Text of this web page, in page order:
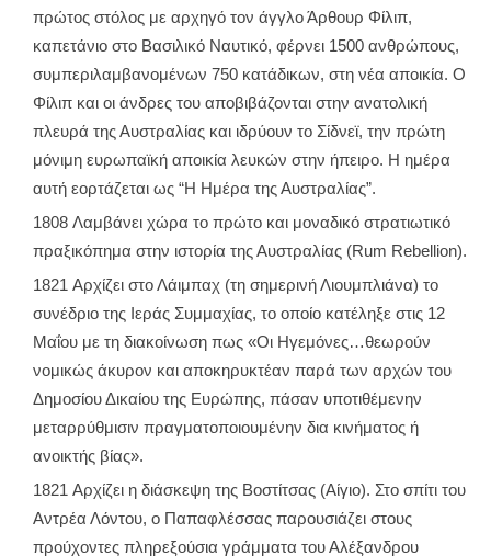
πρώτος στόλος με αρχηγό τον άγγλο Άρθουρ Φίλιπ,
καπετάνιο στο Βασιλικό Ναυτικό, φέρνει 1500 ανθρώπους,
συμπεριλαμβανομένων 750 κατάδικων, στη νέα αποικία. Ο
Φίλιπ και οι άνδρες του αποβιβάζονται στην ανατολική
πλευρά της Αυστραλίας και ιδρύουν το Σίδνεϊ, την πρώτη
μόνιμη ευρωπαϊκή αποικία λευκών στην ήπειρο. Η ημέρα
αυτή εορτάζεται ως “Η Ημέρα της Αυστραλίας”.
1808 Λαμβάνει χώρα το πρώτο και μοναδικό στρατιωτικό
πραξικόπημα στην ιστορία της Αυστραλίας (Rum Rebellion).
1821 Αρχίζει στο Λάιμπαχ (τη σημερινή Λιουμπλιάνα) το
συνέδριο της Ιεράς Συμμαχίας, το οποίο κατέληξε στις 12
Μαΐου με τη διακοίνωση πως «Οι Ηγεμόνες…θεωρούν
νομικώς άκυρον και αποκηρυκτέαν παρά των αρχών του
Δημοσίου Δικαίου της Ευρώπης, πάσαν υποτιθέμενην
μεταρρύθμισιν πραγματοποιουμένην δια κινήματος ή
ανοικτής βίας».
1821 Αρχίζει η διάσκεψη της Βοστίτσας (Αίγιο). Στο σπίτι του
Αντρέα Λόντου, ο Παπαφλέσσας παρουσιάζει στους
προύχοντες πληρεξούσια γράμματα του Αλέξανδρου